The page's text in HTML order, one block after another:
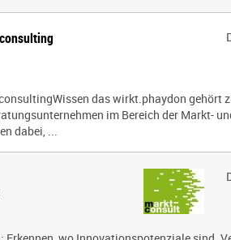
das wirkt.phaydon gehört
im Bereich der Markt-
dabei, ...